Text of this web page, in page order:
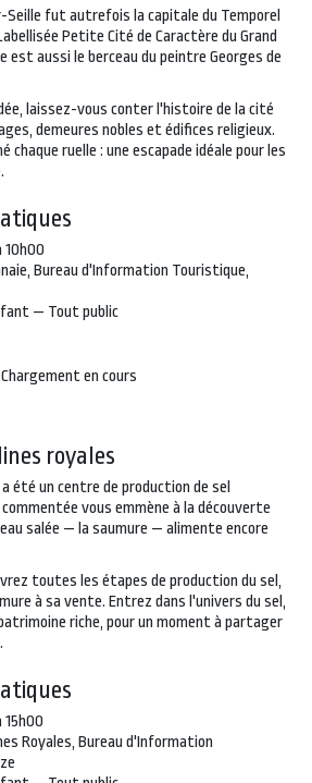
Seille fut autrefois la capitale du Temporel
Petite Cité de Caractère du Grand
est aussi le berceau du peintre Georges de
laissez-vous conter l'histoire de la cité
demeures nobles et édifices religieux.
chaque ruelle : une escapade idéale pour les
10h00
Bureau d'Information Touristique,
— Tout public
Chargement en cours
royales
été un centre de production de sel
vous emmène à la découverte
salée — la saumure — alimente encore
toutes les étapes de production du sel,
à sa vente. Entrez dans l'univers du sel,
riche, pour un moment à partager
15h00
Royales, Bureau d'Information